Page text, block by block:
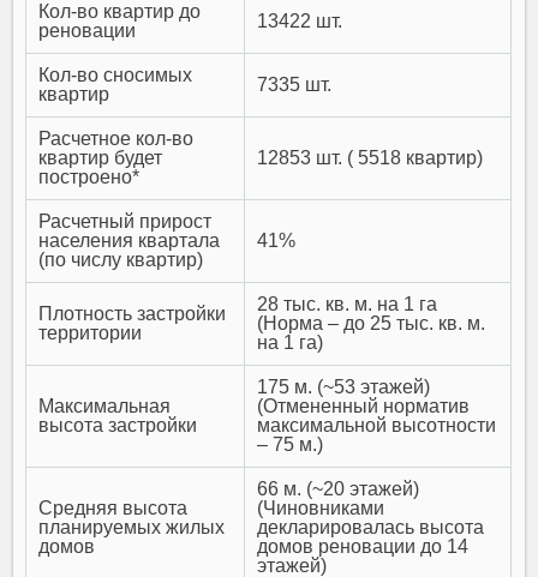
Кол-во квартир до
реновации
13422 шт.
Кол-во сносимых
квартир
7335 шт.
Расчетное кол-во
квартир будет
построено*
12853 шт. ( 5518 квартир)
Расчетный прирост
населения квартала
(по числу квартир)
41%
Плотность застройки
территории
28 тыс. кв. м. на 1 га
(Норма – до 25 тыс. кв. м.
на 1 га)
Максимальная
высота застройки
175 м. (~53 этажей)
(Отмененный норматив
максимальной высотности
– 75 м.)
Средняя высота
планируемых жилых
домов
66 м. (~20 этажей)
(Чиновниками
декларировалась высота
домов реновации до 14
этажей)